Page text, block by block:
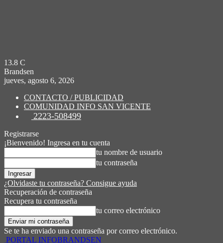
13.8 C
Brandsen
jueves, agosto 6, 2026
CONTACTO / PUBLICIDAD
COMUNIDAD INFO SAN VICENTE
2223-508499
Registrarse
¡Bienvenido! Ingresa en tu cuenta
tu nombre de usuario
tu contraseña
¿Olvidaste tu contraseña? Consigue ayuda
Recuperación de contraseña
Recupera tu contraseña
tu correo electrónico
Se te ha enviado una contraseña por correo electrónico.
PORTAL INFOBRANDSEN